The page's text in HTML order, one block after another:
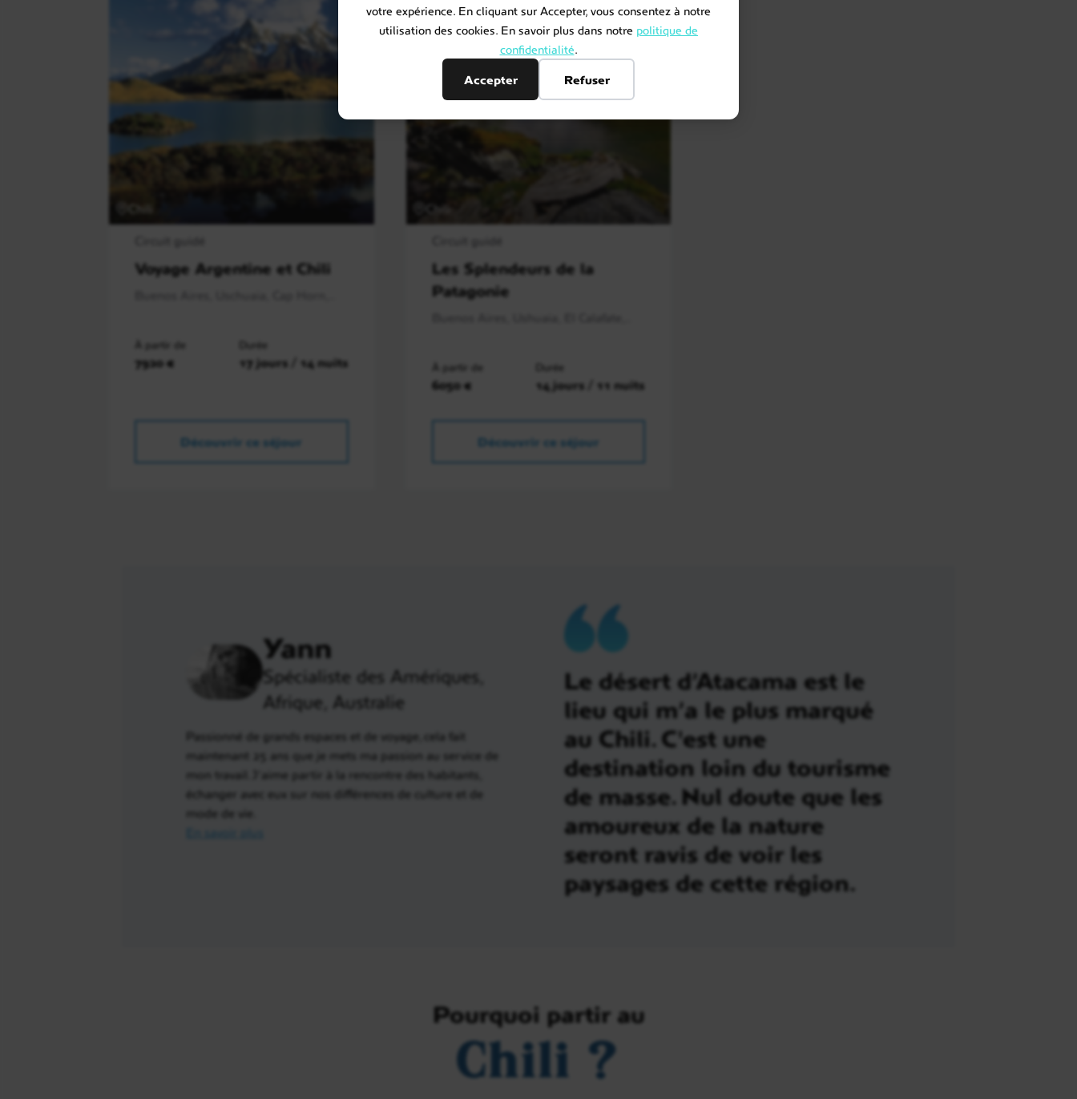
votre expérience. En cliquant sur Accepter, vous consentez à notre
utilisation des cookies. En savoir plus dans notre politique de
confidentialité.
Accepter
Refuser
Voyage Argentine et Chili
À partir de
7920 €
Durée
17 jours / 14 nuits
Découvrir ce séjour
Chili
Les Splendeurs de la
Patagonie
À partir de
6050 €
Durée
14 jours / 11 nuits
Découvrir ce séjour
Yann
Spécialiste des Amériques,
Afrique, Australie
Passionné de grands espaces et de voyage, cela fait
maintenant 25 ans que je mets ma passion au service de
mon travail. J’aime partir à la rencontre des habitants,
échanger avec eux sur nos différences de culture et de
mode de vie.
Le désert d’Atacama est le
lieu qui m’a le plus marqué
au Chili. C'est une
destination loin du tourisme
de masse. Nul doute que les
amoureux de la nature
seront ravis de voir les
paysages de cette région.
Pourquoi partir au
Chili ?